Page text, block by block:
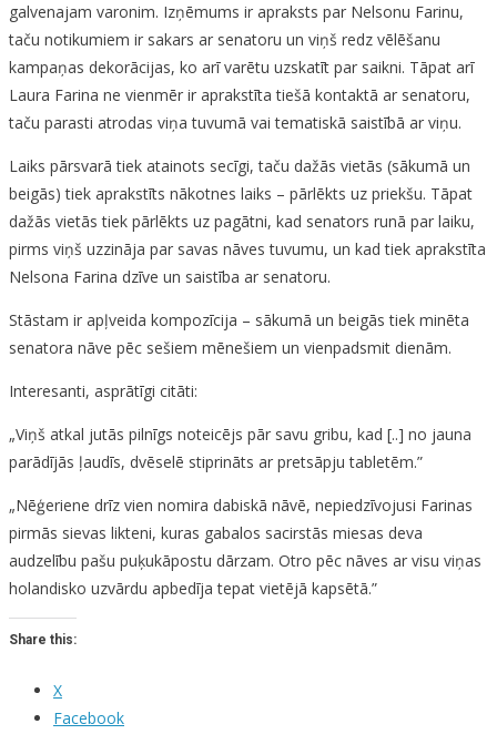
galvenajam varonim. Izņēmums ir apraksts par Nelsonu Farinu,
taču notikumiem ir sakars ar senatoru un viņš redz vēlēšanu
kampaņas dekorācijas, ko arī varētu uzskatīt par saikni. Tāpat arī
Laura Farina ne vienmēr ir aprakstīta tiešā kontaktā ar senatoru,
taču parasti atrodas viņa tuvumā vai tematiskā saistībā ar viņu.
Laiks pārsvarā tiek atainots secīgi, taču dažās vietās (sākumā un
beigās) tiek aprakstīts nākotnes laiks – pārlēkts uz priekšu. Tāpat
dažās vietās tiek pārlēkts uz pagātni, kad senators runā par laiku,
pirms viņš uzzināja par savas nāves tuvumu, un kad tiek aprakstīta
Nelsona Farina dzīve un saistība ar senatoru.
Stāstam ir apļveida kompozīcija – sākumā un beigās tiek minēta
senatora nāve pēc sešiem mēnešiem un vienpadsmit dienām.
Interesanti, asprātīgi citāti:
„Viņš atkal jutās pilnīgs noteicējs pār savu gribu, kad [..] no jauna
parādījās ļaudīs, dvēselē stiprināts ar pretsāpju tabletēm.”
„Nēģeriene drīz vien nomira dabiskā nāvē, nepiedzīvojusi Farinas
pirmās sievas likteni, kuras gabalos sacirstās miesas deva
audzelību pašu puķukāpostu dārzam. Otro pēc nāves ar visu viņas
holandisko uzvārdu apbedīja tepat vietējā kapsētā.”
Share this:
X
Facebook